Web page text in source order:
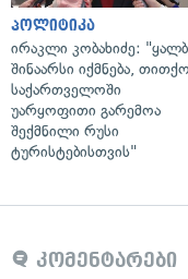
პოლიტიკა
ირაკლი კობახიძე:
შინაარსი იქმნება,
საქართველოში
უარყოფითი გარემოა
შექმნილი რუსი
ტურისტებისთვის"
კომენტარები